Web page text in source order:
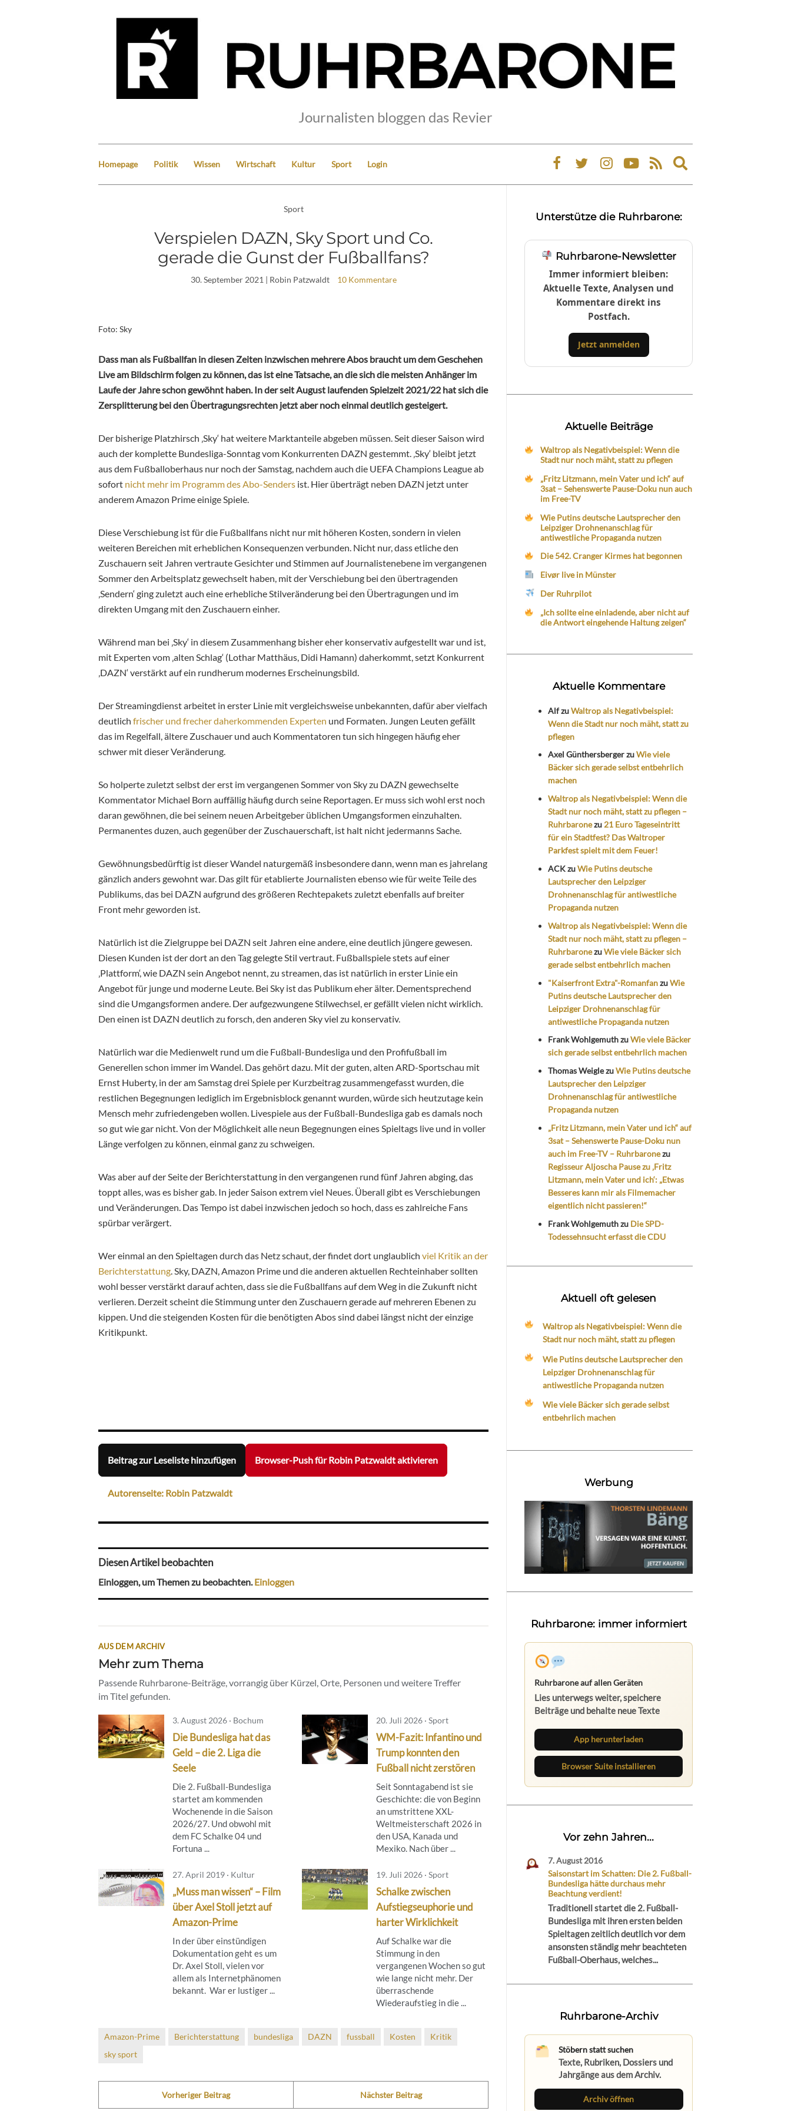
Journalisten bloggen das Revier
Homepage Politik Wissen Wirtschaft Kultur Sport Login
Expand
search
Sport
Verspielen DAZN, Sky Sport und Co.
gerade die Gunst der Fußballfans?
30. September 2021 | Robin Patzwaldt 10 Kommentare
Foto: Sky
Dass man als Fußballfan in diesen Zeiten inzwischen mehrere Abos braucht um dem Geschehen
Live am Bildschirm folgen zu können, das ist eine Tatsache, an die sich die meisten Anhänger im
Laufe der Jahre schon gewöhnt haben. In der seit August laufenden Spielzeit 2021/22 hat sich die
Zersplitterung bei den Übertragungsrechten jetzt aber noch einmal deutlich gesteigert.
Der bisherige Platzhirsch ‚Sky‘ hat weitere Marktanteile abgeben müssen. Seit dieser Saison wird
auch der komplette Bundesliga-Sonntag vom Konkurrenten DAZN gestemmt. ‚Sky‘ bleibt jetzt
aus dem Fußballoberhaus nur noch der Samstag, nachdem auch die UEFA Champions League ab
sofort nicht mehr im Programm des Abo-Senders ist. Hier überträgt neben DAZN jetzt unter
anderem Amazon Prime einige Spiele.
Diese Verschiebung ist für die Fußballfans nicht nur mit höheren Kosten, sondern in vielen
weiteren Bereichen mit erheblichen Konsequenzen verbunden. Nicht nur, dass etliche den
Zuschauern seit Jahren vertraute Gesichter und Stimmen auf Journalistenebene im vergangenen
Sommer den Arbeitsplatz gewechselt haben, mit der Verschiebung bei den übertragenden
‚Sendern‘ ging zuletzt auch eine erhebliche Stilveränderung bei den Übertragungen und im
direkten Umgang mit den Zuschauern einher.
Während man bei ‚Sky‘ in diesem Zusammenhang bisher eher konservativ aufgestellt war und ist,
mit Experten vom ‚alten Schlag‘ (Lothar Matthäus, Didi Hamann) daherkommt, setzt Konkurrent
‚DAZN‘ verstärkt auf ein rundherum modernes Erscheinungsbild.
Der Streamingdienst arbeitet in erster Linie mit vergleichsweise unbekannten, dafür aber vielfach
deutlich frischer und frecher daherkommenden Experten und Formaten. Jungen Leuten gefällt
das im Regelfall, ältere Zuschauer und auch Kommentatoren tun sich hingegen häufig eher
schwer mit dieser Veränderung.
So holperte zuletzt selbst der erst im vergangenen Sommer von Sky zu DAZN gewechselte
Kommentator Michael Born auffällig häufig durch seine Reportagen. Er muss sich wohl erst noch
daran gewöhnen, die bei seinem neuen Arbeitgeber üblichen Umgangsformen einzuhalten.
Permanentes duzen, auch gegenüber der Zuschauerschaft, ist halt nicht jedermanns Sache.
Gewöhnungsbedürftig ist dieser Wandel naturgemäß insbesondere dann, wenn man es jahrelang
gänzlich anders gewohnt war. Das gilt für etablierte Journalisten ebenso wie für weite Teile des
Publikums, das bei DAZN aufgrund des größeren Rechtepakets zuletzt ebenfalls auf breiter
Front mehr geworden ist.
Natürlich ist die Zielgruppe bei DAZN seit Jahren eine andere, eine deutlich jüngere gewesen.
Diesen Kunden ist der dort an den Tag gelegte Stil vertraut. Fußballspiele stets auf einer
‚Plattform‘, wie DAZN sein Angebot nennt, zu streamen, das ist natürlich in erster Linie ein
Angebot für junge und moderne Leute. Bei Sky ist das Publikum eher älter. Dementsprechend
sind die Umgangsformen andere. Der aufgezwungene Stilwechsel, er gefällt vielen nicht wirklich.
Den einen ist DAZN deutlich zu forsch, den anderen Sky viel zu konservativ.
Natürlich war die Medienwelt rund um die Fußball-Bundesliga und den Profifußball im
Generellen schon immer im Wandel. Das gehört dazu. Mit der guten, alten ARD-Sportschau mit
Ernst Huberty, in der am Samstag drei Spiele per Kurzbeitrag zusammengefasst wurden, die
restlichen Begegnungen lediglich im Ergebnisblock genannt wurden, würde sich heutzutage kein
Mensch mehr zufriedengeben wollen. Livespiele aus der Fußball-Bundesliga gab es damals noch
so gut wie gar nicht. Von der Möglichkeit alle neun Begegnungen eines Spieltags live und in voller
Länge verfolgen zu können, einmal ganz zu schweigen.
Was aber auf der Seite der Berichterstattung in den vergangenen rund fünf Jahren abging, das
toppt alles, was es bisher gab. In jeder Saison extrem viel Neues. Überall gibt es Verschiebungen
und Veränderungen. Das Tempo ist dabei inzwischen jedoch so hoch, dass es zahlreiche Fans
spürbar verärgert.
Wer einmal an den Spieltagen durch das Netz schaut, der findet dort unglaublich viel Kritik an der
Berichterstattung . Sky, DAZN, Amazon Prime und die anderen aktuellen Rechteinhaber sollten
wohl besser verstärkt darauf achten, dass sie die Fußballfans auf dem Weg in die Zukunft nicht
verlieren. Derzeit scheint die Stimmung unter den Zuschauern gerade auf mehreren Ebenen zu
kippen. Und die steigenden Kosten für die benötigten Abos sind dabei längst nicht der einzige
Kritikpunkt.
Beitrag zur Leseliste hinzufügen Browser-Push für Robin Patzwaldt aktivieren
Autorenseite: Robin Patzwaldt
Diesen Artikel beobachten
Einloggen, um Themen zu beobachten.Einloggen
AUS DEM ARCHIV
Mehr zum Thema
Passende Ruhrbarone-Beiträge, vorrangig über Kürzel, Orte, Personen und weitere Treffer
im Titel gefunden.
3. August 2026 · Bochum
Die Bundesliga hat das
Geld – die 2. Liga die
Seele
Die 2. Fußball-Bundesliga
startet am kommenden
Wochenende in die Saison
2026/27. Und obwohl mit
dem FC Schalke 04 und
Fortuna ...
20. Juli 2026 · Sport
WM-Fazit: Infantino und
Trump konnten den
Fußball nicht zerstören
Seit Sonntagabend ist sie
Geschichte: die von Beginn
an umstrittene XXL-
Weltmeisterschaft 2026 in
den USA, Kanada und
Mexiko. Nach über ...
27. April 2019 · Kultur
„Muss man wissen“ – Film
über Axel Stoll jetzt auf
Amazon-Prime
In der über einstündigen
Dokumentation geht es um
Dr. Axel Stoll, vielen vor
allem als Internetphänomen
bekannt. War er lustiger ...
19. Juli 2026 · Sport
Schalke zwischen
Aufstiegseuphorie und
harter Wirklichkeit
Auf Schalke war die
Stimmung in den
vergangenen Wochen so gut
wie lange nicht mehr. Der
überraschende
Wiederaufstieg in die ...
Amazon-Prime Berichterstattung bundesliga DAZN fussball Kosten
Kritik
sky sport
Vorheriger Beitrag Nächster Beitrag
Unterstütze die Ruhrbarone:
Ruhrbarone-Newsletter
Immer informiert bleiben:
Aktuelle Texte, Analysen und
Kommentare direkt ins
Postfach.
Jetzt anmelden
Aktuelle Beiträge
Waltrop als Negativbeispiel: Wenn die
Stadt nur noch mäht, statt zu pflegen
„Fritz Litzmann, mein Vater und ich“ auf
3sat – Sehenswerte Pause-Doku nun auch
im Free-TV
Wie Putins deutsche Lautsprecher den
Leipziger Drohnenanschlag für
antiwestliche Propaganda nutzen
Die 542. Cranger Kirmes hat begonnen
Eivør live in Münster
Der Ruhrpilot
„Ich sollte eine einladende, aber nicht auf
die Antwort eingehende Haltung zeigen“
Aktuelle Kommentare
AlfzuWaltrop als Negativbeispiel:
Wenn die Stadt nur noch mäht, statt zu
pflegen
Axel GünthersbergerzuWie viele
Bäcker sich gerade selbst entbehrlich
machen
Waltrop als Negativbeispiel: Wenn die
Stadt nur noch mäht, statt zu pflegen –
Ruhrbaronezu 21 Euro Tageseintritt
für ein Stadtfest? Das Waltroper
Parkfest spielt mit dem Feuer!
ACKzuWie Putins deutsche
Lautsprecher den Leipziger
Drohnenanschlag für antiwestliche
Propaganda nutzen
Waltrop als Negativbeispiel: Wenn die
Stadt nur noch mäht, statt zu pflegen –
RuhrbaronezuWie viele Bäcker sich
gerade selbst entbehrlich machen
"Kaiserfront Extra"-RomanfanzuWie
Putins deutsche Lautsprecher den
Leipziger Drohnenanschlag für
antiwestliche Propaganda nutzen
Frank WohlgemuthzuWie viele Bäcker
sich gerade selbst entbehrlich machen
Thomas WeiglezuWie Putins deutsche
Lautsprecher den Leipziger
Drohnenanschlag für antiwestliche
Propaganda nutzen
„Fritz Litzmann, mein Vater und ich“ auf
3sat – Sehenswerte Pause-Doku nun
auch im Free-TV – Ruhrbaronezu
Regisseur Aljoscha Pause zu ‚Fritz
Litzmann, mein Vater und ich‘: „Etwas
Besseres kann mir als Filmemacher
eigentlich nicht passieren!“
Frank Wohlgemuthzu Die SPD-
Todessehnsucht erfasst die CDU
Aktuell oft gelesen
Waltrop als Negativbeispiel: Wenn die
Stadt nur noch mäht, statt zu pflegen
Wie Putins deutsche Lautsprecher den
Leipziger Drohnenanschlag für
antiwestliche Propaganda nutzen
Wie viele Bäcker sich gerade selbst
entbehrlich machen
Werbung
Ruhrbarone: immer informiert
Ruhrbarone auf allen Geräten
Lies unterwegs weiter, speichere
Beiträge und behalte neue Texte
App herunterladen
Browser Suite installieren
Vor zehn Jahren...
7. August 2016
Saisonstart im Schatten: Die 2. Fußball-
Bundesliga hätte durchaus mehr
Beachtung verdient!
Traditionell startet die 2. Fußball-
Bundesliga mit ihren ersten beiden
Spieltagen zeitlich deutlich vor dem
ansonsten ständig mehr beachteten
Fußball-Oberhaus, welches...
Ruhrbarone-Archiv
Stöbern statt suchen
Texte, Rubriken, Dossiers und
Jahrgänge aus dem Archiv.
Archiv öffnen